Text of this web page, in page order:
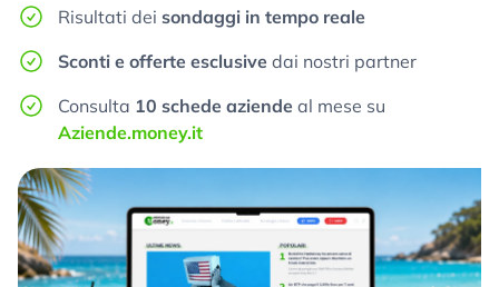
Risultati dei sondaggi in tempo reale
Sconti e offerte esclusive dai nostri partner
Consulta 10 schede aziende al mese su
Aziende.money.it